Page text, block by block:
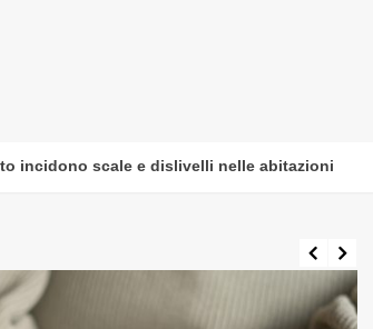
scale e dislivelli nelle abitazioni